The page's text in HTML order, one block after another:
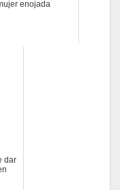
enojada
dar